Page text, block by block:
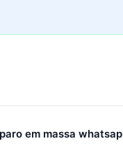
em massa